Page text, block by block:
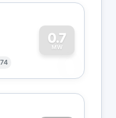
0.7
MW
0